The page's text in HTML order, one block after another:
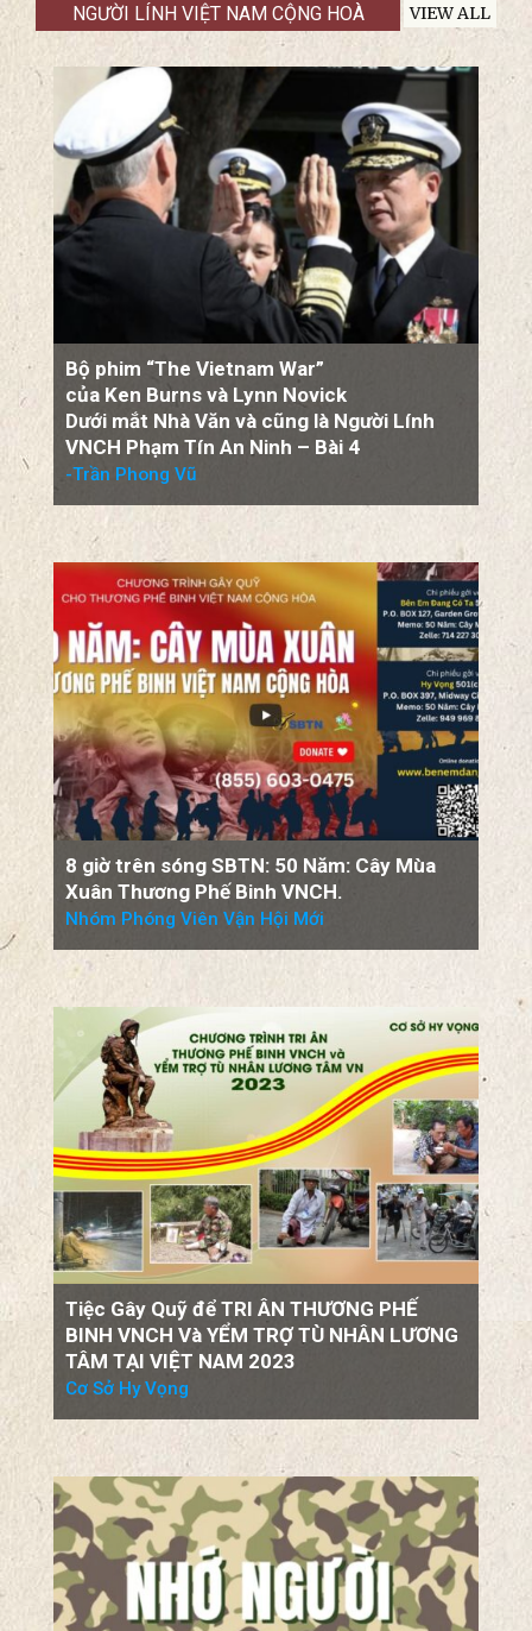
NGƯỜI LÍNH VIỆT NAM CỘNG HOÀ VIEW ALL
Bộ phim “The Vietnam War”
của Ken Burns và Lynn Novick
Dưới mắt Nhà Văn và cũng là Người Lính
VNCH Phạm Tín An Ninh – Bài 4
-Trần Phong Vũ
8 giờ trên sóng SBTN: 50 Năm: Cây Mùa
Xuân Thương Phế Binh VNCH.
Nhóm Phóng Viên Vận Hội Mới
Tiệc Gây Quỹ để TRI ÂN THƯƠNG PHẾ
BINH VNCH Và YỂM TRỢ TÙ NHÂN LƯƠNG
TÂM TẠI VIỆT NAM 2023
Cơ Sở Hy Vọng